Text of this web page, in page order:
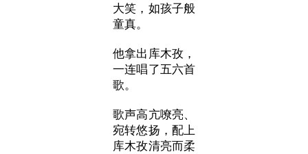
大笑，如孩子般
童真。
他拿出库木孜，
一连唱了五六首
歌。
歌声高亢嘹亮、
宛转悠扬，配上
库木孜清亮而柔